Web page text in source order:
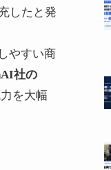
したと発
やすい商
社の
を大幅